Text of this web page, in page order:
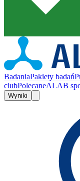
BadaniaPakiety badań
clubPolecaneALAB
Wyniki